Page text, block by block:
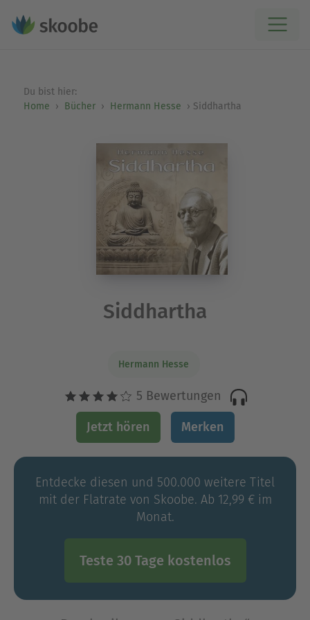
Du bist hier:
Home
Bücher Hermann Hesse Siddhartha
Siddhartha
Hermann Hesse
5 Bewertungen
Jetzt hören Merken
Entdecke diesen und 500.000 weitere Titel
mit der Flatrate von Skoobe. Ab 12,99 € im
Monat.
Teste 30 Tage kostenlos